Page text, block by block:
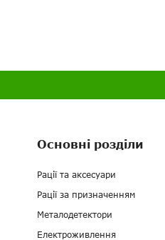
Основні розділи
Рації та аксесуари
Рації за призначенням
Металодетектори
Електроживлення